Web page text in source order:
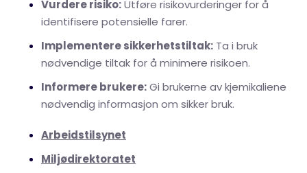
Vurdere risiko:Utføre risikovurderinger for å
identifisere potensielle farer.
Implementere sikkerhetstiltak: Ta i bruk
nødvendige tiltak for å minimere risikoen.
Informere brukere:Gi brukerne av kjemikaliene
nødvendig informasjon om sikker bruk.
Arbeidstilsynet
Miljødirektoratet